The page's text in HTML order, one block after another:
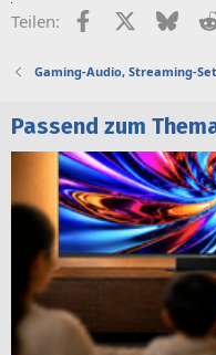
Teilen: FacebookX (Twitter)
Gaming-Audio, Streaming-
Passend zum